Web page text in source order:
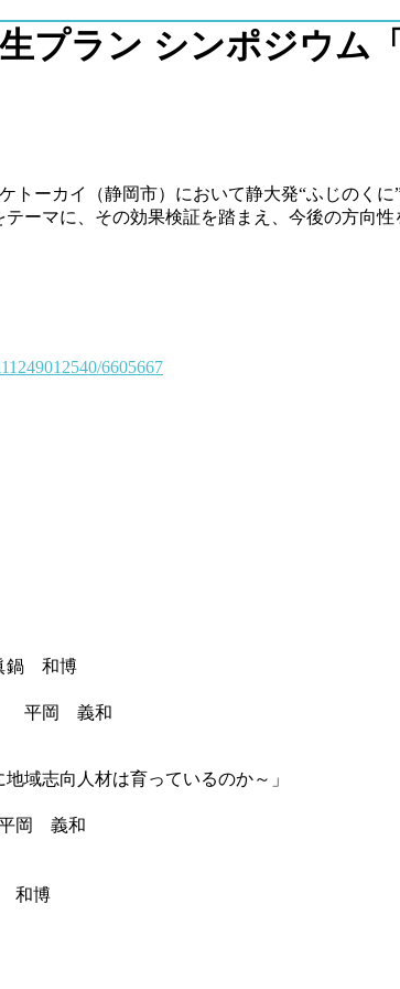
プラン シンポジウム
ーカイ（静岡市）において静大発“ふじのく
ーマに、その効果検証を踏まえ、今後の方向
6605667
鍋 和博
長 平岡 義和
域志向人材は育っているのか～」
平岡 義和
和博